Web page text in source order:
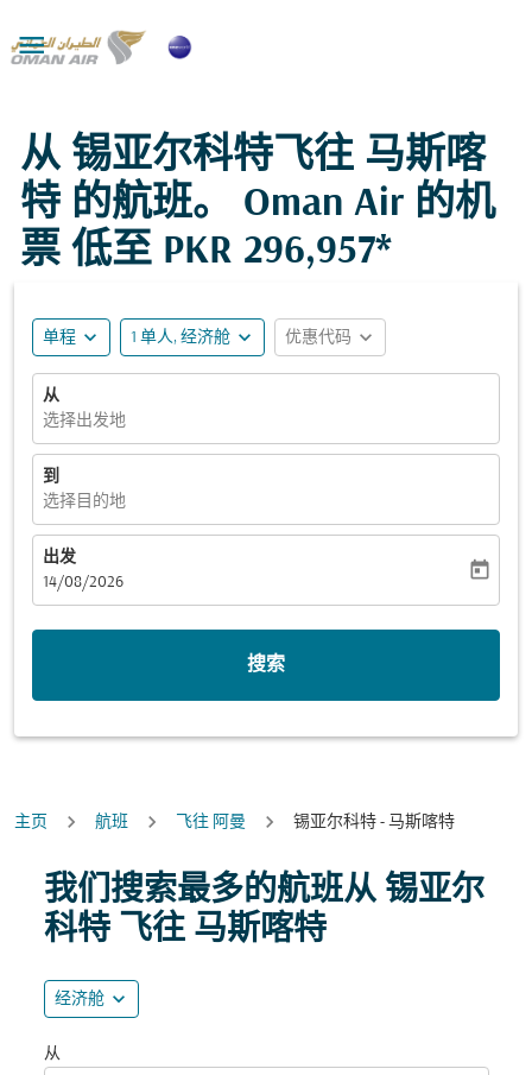

从 锡亚尔科特飞往 马斯喀
特 的航班。 Oman Air 的机
票 低至 PKR 296,957*
单程 expand_more 1 单人, 经济舱 expand_more 优惠代码 expand_more
从
选择出发地
到
选择目的地
出发
fc-booking-departure-date-aria-label
14/08/2026
today
搜索
主页 航班 飞往 阿曼 锡亚尔科特 - 马斯喀特
我们搜索最多的航班从 锡亚尔
科特 飞往 马斯喀特
经济舱 expand_more
从